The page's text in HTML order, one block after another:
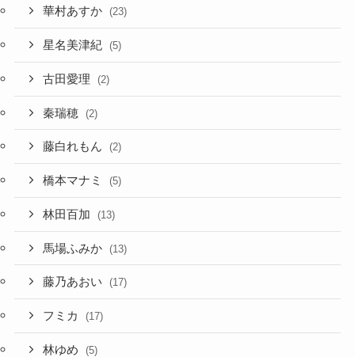
華村あすか (23)
星名美津紀 (5)
古田愛理 (2)
秦瑞穂 (2)
藤白れもん (2)
橋本マナミ (5)
林田百加 (13)
馬場ふみか (13)
藤乃あおい (17)
フミカ (17)
林ゆめ (5)